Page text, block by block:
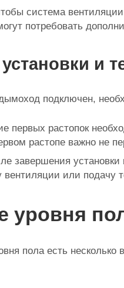
система
потребовать
и
подключен,
первых растопок
растопе важно не
завершения
вентиляции или подачу
уровня
пола есть